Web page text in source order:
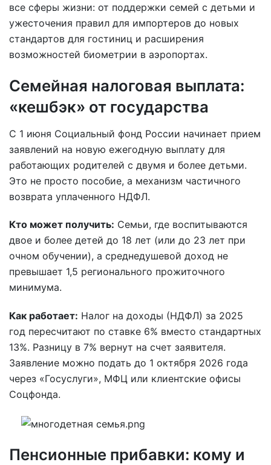
все сферы жизни: от поддержки семей с детьми и
ужесточения правил для импортеров до новых
стандартов для гостиниц и расширения
возможностей биометрии в аэропортах.
Семейная налоговая выплата:
«кешбэк» от государства
С 1 июня Социальный фонд России начинает прием
заявлений на новую ежегодную выплату для
работающих родителей с двумя и более детьми.
Это не просто пособие, а механизм частичного
возврата уплаченного НДФЛ.
Кто может получить: Семьи, где воспитываются
двое и более детей до 18 лет (или до 23 лет при
очном обучении), а среднедушевой доход не
превышает 1,5 регионального прожиточного
минимума.
Как работает: Налог на доходы (НДФЛ) за 2025
год пересчитают по ставке 6% вместо стандартных
13%. Разницу в 7% вернут на счет заявителя.
Заявление можно подать до 1 октября 2026 года
через «Госуслуги», МФЦ или клиентские офисы
Соцфонда.
Пенсионные прибавки: кому и